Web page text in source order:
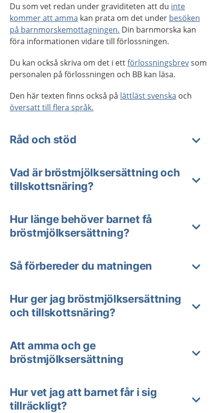
Du som vet redan under graviditeten att du inte
kommer att amma kan prata om det under besöken
på barnmorskemottagningen. Din barnmorska kan
föra informationen vidare till förlossningen.
Du kan också skriva om det i ettförlossningsbrevsom
personalen på förlossningen och BB kan läsa.
Den här texten finns också på lättläst svenska och
översatt till flera språk.
Råd och stöd
Vad är bröstmjölksersättning och
tillskottsnäring?
Hur länge behöver barnet få
bröstmjölksersättning?
Så förbereder du matningen
Hur ger jag bröstmjölksersättning
och tillskottsnäring?
Att amma och ge
bröstmjölksersättning
Hur vet jag att barnet får i sig
tillräckligt?